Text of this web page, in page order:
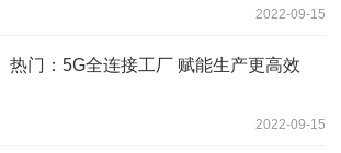
2022-09-15
热门：5G全连接工厂 赋能生产更高效
2022-09-15